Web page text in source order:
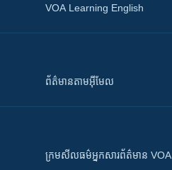
VOA Learning English
ព័ត៌មាន​តាម​អ៊ីមែល
ក្រម​​​សីលធម៌​​​អ្នក​​​សារព័ត៌មាន VOA